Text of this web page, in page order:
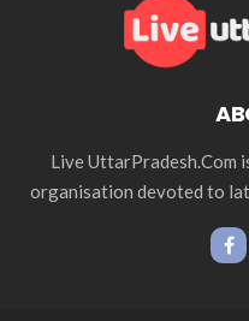
Live UttarPradesh.Com
organisation devoted to